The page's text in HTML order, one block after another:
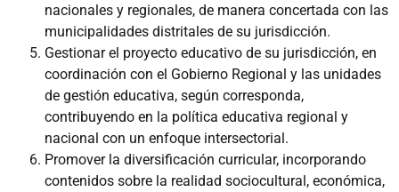
nacionales y regionales, de manera concertada con las
municipalidades distritales de su jurisdicción.
Gestionar el proyecto educativo de su jurisdicción, en
coordinación con el Gobierno Regional y las unidades
de gestión educativa, según corresponda,
contribuyendo en la política educativa regional y
nacional con un enfoque intersectorial.
Promover la diversificación curricular, incorporando
contenidos sobre la realidad sociocultural, económica,